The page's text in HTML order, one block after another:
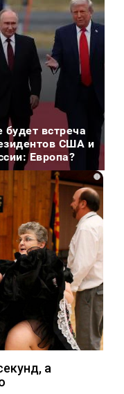
будет встреча
США и
Европа?
i
а